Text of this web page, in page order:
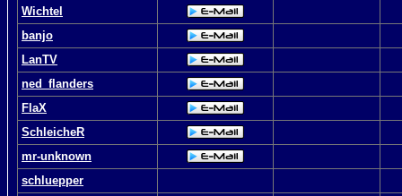
Wichtel
banjo
LanTV
ned_flanders
FlaX
SchleicheR
mr-unknown
schluepper